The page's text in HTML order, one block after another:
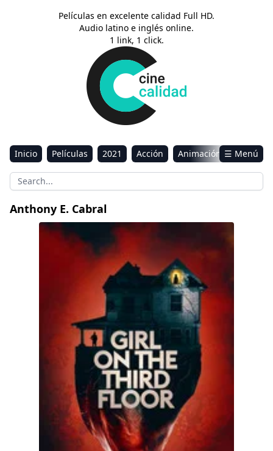
Películas en excelente calidad Full HD.
Audio latino e inglés online.
1 link, 1 click.
Inicio Películas 2021 Acción
Animación
Aventura
Ciencia ficción Comedia
Drama
Sci-Fi & Fantasy
☰ Menú
Anthony E. Cabral
Maldición en el tercer piso